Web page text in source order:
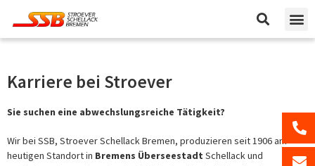
Karriere bei Stroever
Sie suchen eine abwechslungsreiche Tätigkeit?
Wir bei SSB, Stroever Schellack Bremen, produzieren seit 1906 am
heutigen Standort in Bremens Überseestadt Schellack und